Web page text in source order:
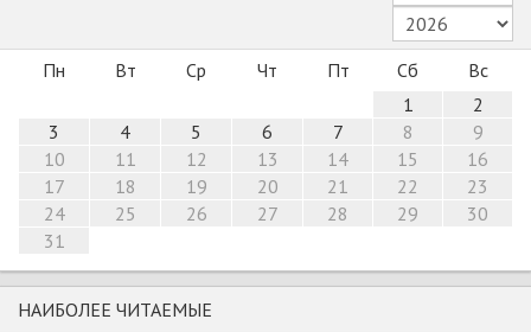
Пн Вт Ср Чт Пт Сб
Вс
1
2
3
4 5 6 7 8
9
10
11 12 13 14 15
16
17
18 19 20 21 22
23
24
25 26 27 28 29
30
31
НАИБОЛЕЕ ЧИТАЕМЫЕ